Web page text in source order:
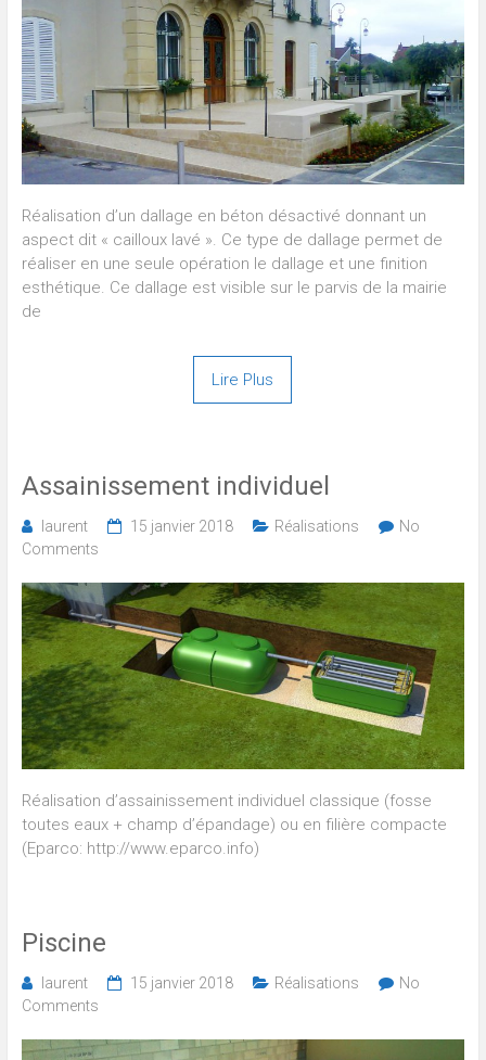
Réalisation d’un dallage en béton désactivé donnant un
aspect dit « cailloux lavé ». Ce type de dallage permet de
réaliser en une seule opération le dallage et une finition
esthétique. Ce dallage est visible sur le parvis de la mairie
de
Lire Plus
Assainissement individuel
laurent 15 janvier 2018 Réalisations
No
Comments
Réalisation d’assainissement individuel classique (fosse
toutes eaux + champ d’épandage) ou en filière compacte
(Eparco: http://www.eparco.info)
Piscine
laurent 15 janvier 2018 Réalisations
No
Comments